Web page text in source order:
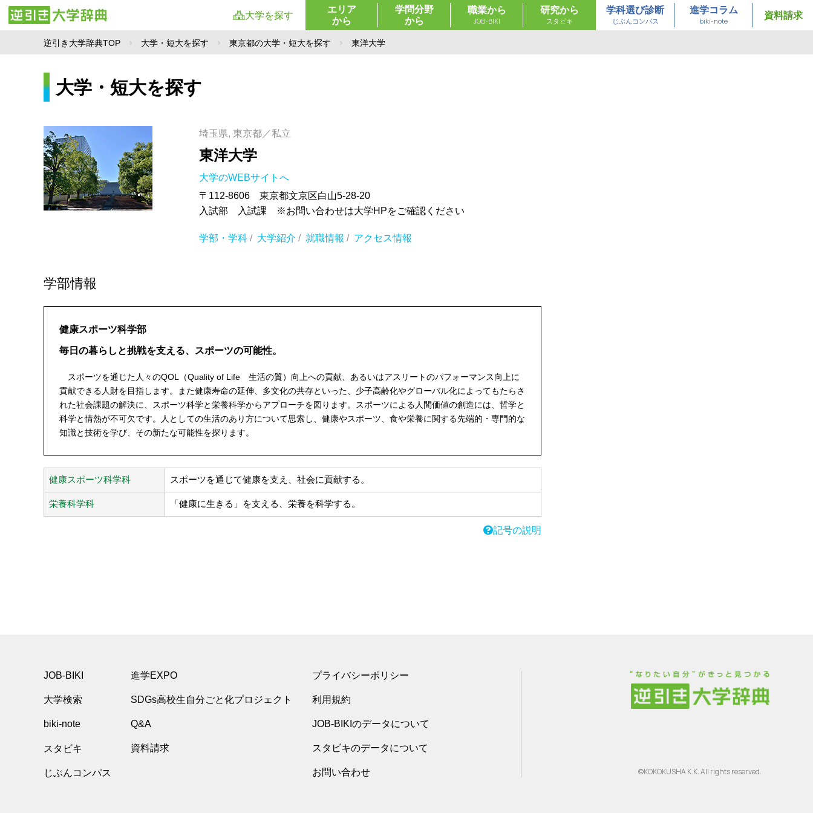
大学を探す
エリア
から
学問分野
から
職業から
JOB-BIKI
研究から
スタビキ
学科選び診断
じぶんコンパス
進学コラム
biki-note
資料請求
逆引き大学辞典TOP 大学・短大を探す 東京都の大学・短大を探す 東洋大学
大学・短大を探す
埼玉県, 東京都／私立
東洋大学
大学のWEBサイトへ
〒112-8606 東京都文京区白山5-28-20
入試部 入試課 ※お問い合わせは大学HPをご確認ください
学部・学科/ 大学紹介 / 就職情報 / アクセス情報
学部情報
健康スポーツ科学部
毎日の暮らしと挑戦を支える、スポーツの可能性。
スポーツを通じた人々のQOL（Quality of Life 生活の質）向上への貢献、あるいはアスリートのパフォーマンス向上に
貢献できる人財を目指します。また健康寿命の延伸、多文化の共存といった、少子高齢化やグローバル化によってもたらさ
れた社会課題の解決に、スポーツ科学と栄養科学からアプローチを図ります。スポーツによる人間価値の創造には、哲学と
科学と情熱が不可欠です。人としての生活のあり方について思索し、健康やスポーツ、食や栄養に関する先端的・専門的な
知識と技術を学び、その新たな可能性を探ります。
健康スポーツ科学科 スポーツを通じて健康を支え、社会に貢献する。
栄養科学科 「健康に生きる」を支える、栄養を科学する。
記号の説明
JOB-BIKI
大学検索
biki-note
スタビキ
じぶんコンパス
進学EXPO
SDGs高校生自分ごと化プロジェクト
Q&A
資料請求
プライバシーポリシー
利用規約
JOB-BIKIのデータについて
スタビキのデータについて
お問い合わせ ©KOKOKUSHA K.K. All rights reserved.